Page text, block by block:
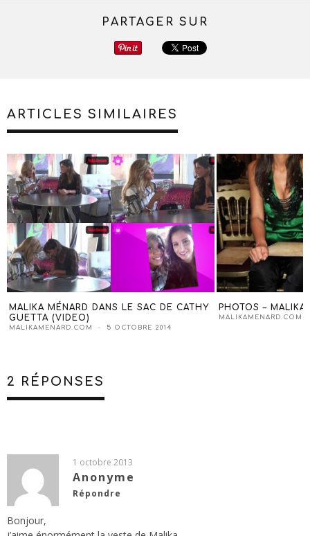
PARTAGER SUR
ARTICLES SIMILAIRES
MALIKA MÉNARD DANS LE SAC DE CATHY
GUETTA (VIDEO)
MALIKAMENARD.COM 5 OCTOBRE 2014
PHOTOS –
MALIKAMENARD.COM
2 RÉPONSES
1 octobre 2013
Anonyme
Répondre
Bonjour,